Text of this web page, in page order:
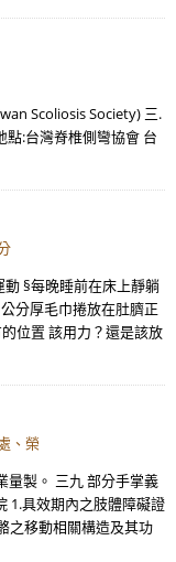
Scoliosis Society) 三.
點:台灣脊椎側彎協會 台
§每晚睡前在床上靜躺
分厚毛巾捲放在肚臍正
位置 該用力？還是該放
、榮
量製。 三九 部分手掌義
1.具效期內之肢體障礙證
之移動相關構造及其功